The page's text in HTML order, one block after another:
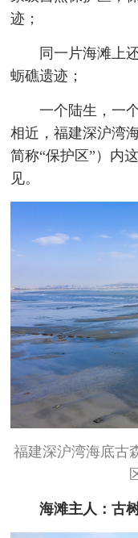
迹；
同一片海滩上
蛎礁遗迹；
一个陆生，一
相近，福建深沪湾
简称“保护区”）内
见。
福建深沪湾海底古
海滩主人：古